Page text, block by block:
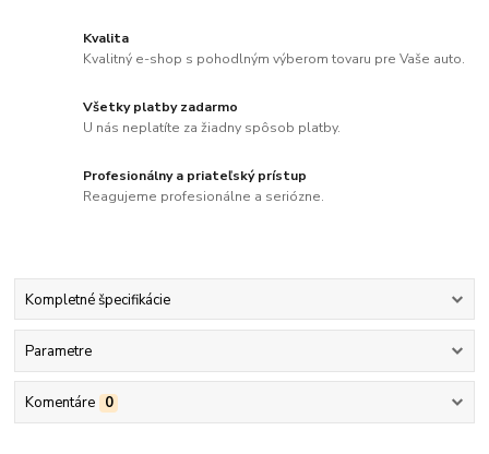
Kvalita
Kvalitný e-shop s pohodlným výberom tovaru pre Vaše auto.
Všetky platby zadarmo
U nás neplatíte za žiadny spôsob platby.
Profesionálny a priateľský prístup
Reagujeme profesionálne a seriózne.
Kompletné špecifikácie
Parametre
Komentáre 0